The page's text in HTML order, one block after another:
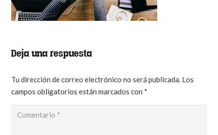
Deja una respuesta
Tu dirección de correo electrónico no será publicada. Los
campos obligatorios están marcados con *